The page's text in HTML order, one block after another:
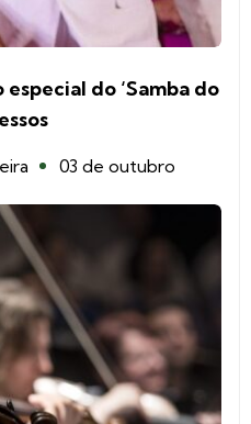
do ‘Samba do
03 de outubro